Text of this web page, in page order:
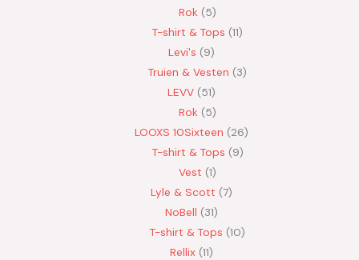
Rok
5
T-shirt & Tops 11
Levi's
9
Truien & Vesten
3
LEVV 51
Rok
5
LOOXS 10Sixteen
26
T-shirt & Tops 9
Vest 1
Lyle & Scott 7
NoBell
31
T-shirt & Tops 10
Rellix 11